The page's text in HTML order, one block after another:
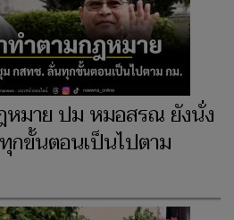
หมาย ปม หมอสรณ ยังนั่ง
ขั้นตอนเป็นไปตาม